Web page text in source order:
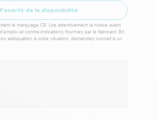
de la disponibilité
le marquage CE. Lire attentivement la notice avant
et contre-indications fournies par le fabricant. En
adéquation à votre situation, demandez conseil à un